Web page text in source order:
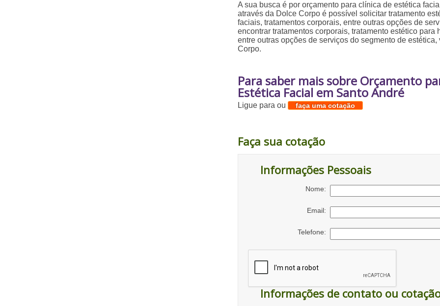
A sua busca é por orçamento para clínica de estética
através da Dolce Corpo é possível solicitar tratamento
faciais, tratamentos corporais, entre outras opções de
encontrar tratamentos corporais, tratamento estético para
entre outras opções de serviços do segmento de
Corpo.
Para saber mais sobre Orçamento
Estética Facial em Santo André
Ligue paraou faça uma cotação
Faça sua cotação
Informações Pessoais
Nome:
Email:
Telefone:
Informações de contato ou